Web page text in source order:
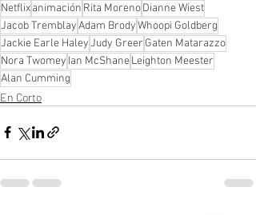
Netflixanimación Rita MorenoDianne Wiest
Jacob TremblayAdam BrodyWhoopi Goldberg
Jackie Earle HaleyJudy Greer Gaten Matarazzo
Nora Twomey Ian McShaneLeighton Meester
Alan Cumming
En Corto